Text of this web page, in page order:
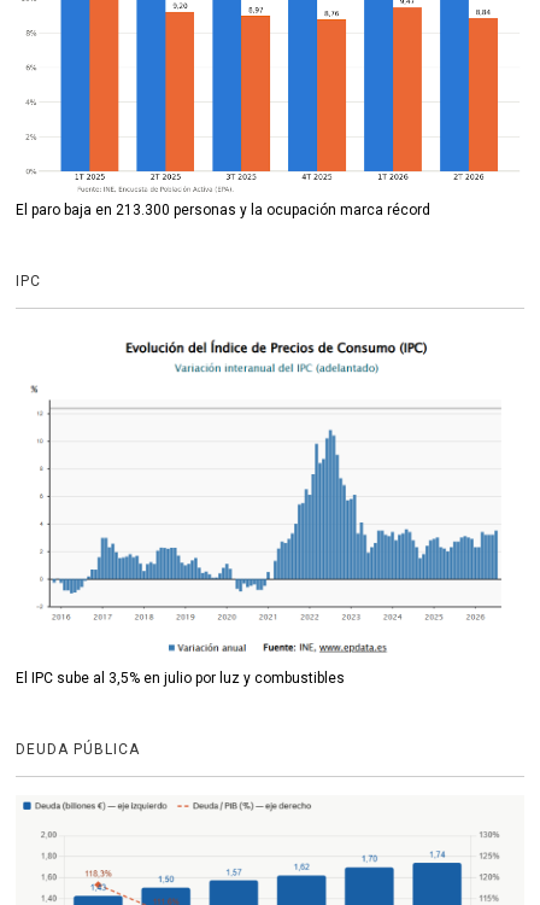
El paro baja en 213.300 personas y la ocupación marca récord
IPC
El IPC sube al 3,5% en julio por luz y combustibles
DEUDA PÚBLICA